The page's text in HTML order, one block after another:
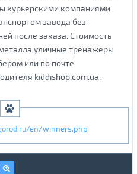
курьерскими компаниями
завода без
после заказа. Стоимость
уличные тренажеры
или по почте
kiddishop.com.ua.
en/winners.php